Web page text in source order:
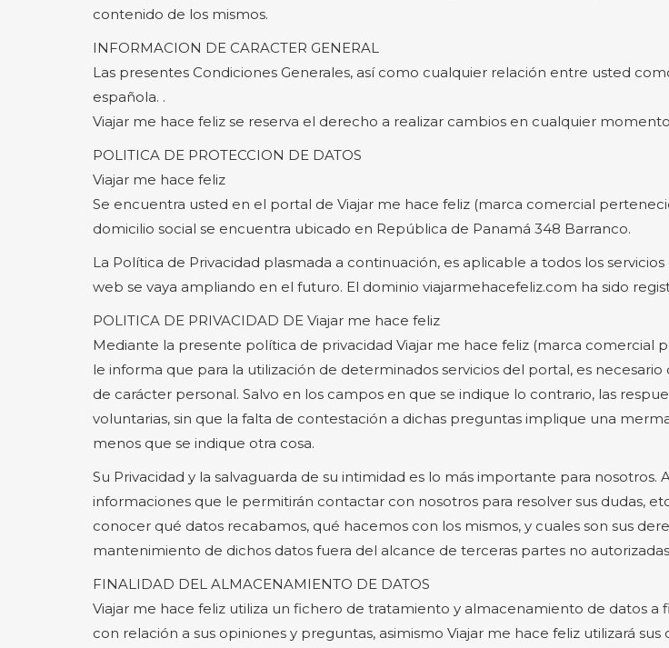
contenido de los mismos.
INFORMACION DE CARACTER GENERAL
Las presentes Condiciones Generales, así como cualquier relación entre usted
española. .
Viajar me hace feliz se reserva el derecho a realizar cambios en cualquier
POLITICA DE PROTECCION DE DATOS
Viajar me hace feliz
Se encuentra usted en el portal de Viajar me hace feliz (marca comercial
domicilio social se encuentra ubicado en República de Panamá 348 Barranco.
La Política de Privacidad plasmada a continuación, es aplicable a todos los
web se vaya ampliando en el futuro. El dominio viajarmehacefeliz.com ha sido
POLITICA DE PRIVACIDAD DE Viajar me hace feliz
Mediante la presente política de privacidad Viajar me hace feliz (marca comercial
le informa que para la utilización de determinados servicios del portal, es
de carácter personal. Salvo en los campos en que se indique lo contrario, las
voluntarias, sin que la falta de contestación a dichas preguntas implique una
menos que se indique otra cosa.
Su Privacidad y la salvaguarda de su intimidad es lo más importante para
informaciones que le permitirán contactar con nosotros para resolver sus dudas,
conocer qué datos recabamos, qué hacemos con los mismos, y cuales son sus
mantenimiento de dichos datos fuera del alcance de terceras partes no
FINALIDAD DEL ALMACENAMIENTO DE DATOS
Viajar me hace feliz utiliza un fichero de tratamiento y almacenamiento de datos
con relación a sus opiniones y preguntas, asimismo Viajar me hace feliz utilizará